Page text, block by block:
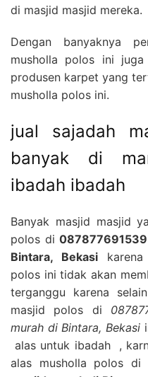
di masjid masjid mereka.
Dengan banyaknya
musholla polos ini
produsen karpet yang
musholla polos ini.
jual sajadah
banyak di
ibadah ibadah
Banyak masjid masjid
polos di
Bintara, Bekasi
polos ini tidak akan
terganggu karena
masjid polos di
murah di Bintara, Bekasi
alas untuk ibadah ,
alas musholla polos di